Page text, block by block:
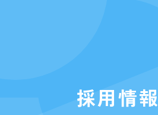
採用情報